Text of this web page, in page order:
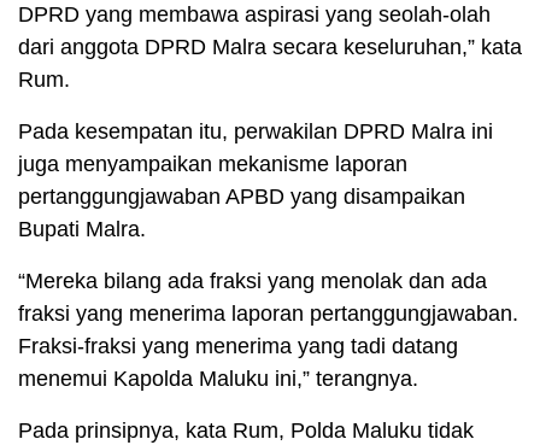
DPRD yang membawa aspirasi yang seolah-olah
dari anggota DPRD Malra secara keseluruhan,” kata
Rum.
Pada kesempatan itu, perwakilan DPRD Malra ini
juga menyampaikan mekanisme laporan
pertanggungjawaban APBD yang disampaikan
Bupati Malra.
“Mereka bilang ada fraksi yang menolak dan ada
fraksi yang menerima laporan pertanggungjawaban.
Fraksi-fraksi yang menerima yang tadi datang
menemui Kapolda Maluku ini,” terangnya.
Pada prinsipnya, kata Rum, Polda Maluku tidak